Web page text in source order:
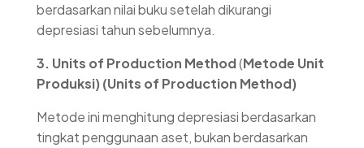
berdasarkan nilai buku setelah dikurangi
depresiasi tahun sebelumnya.
3. Units of Production Method(Metode Unit
Produksi) (Units of Production Method)
Metode ini menghitung depresiasi berdasarkan
tingkat penggunaan aset, bukan berdasarkan